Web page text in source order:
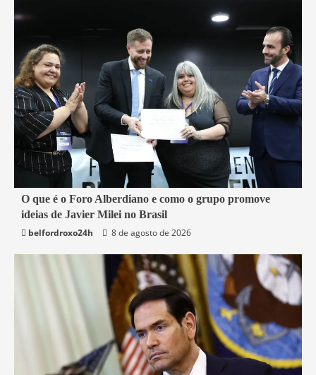
4 min read
Mundo
O que é o Foro Alberdiano e como o grupo promove
ideias de Javier Milei no Brasil
belfordroxo24h
8 de agosto de 2026